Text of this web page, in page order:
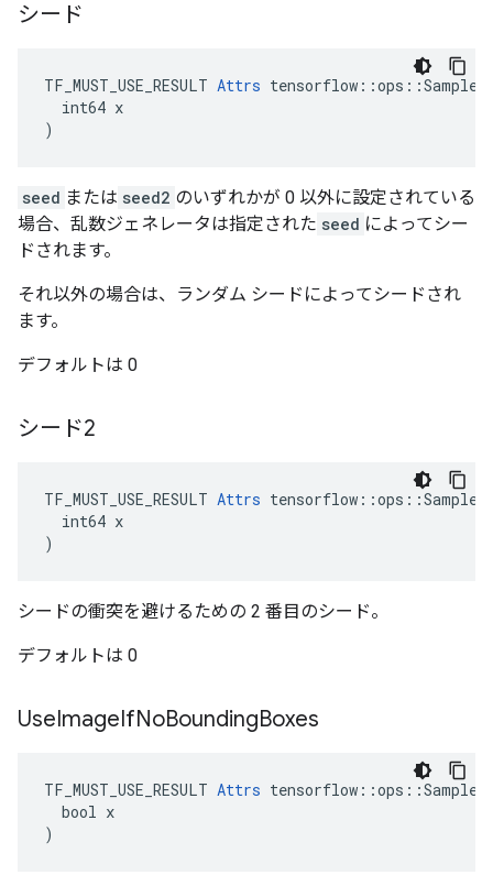
シード
TF_MUST_USE_RESULT Attrs
  int64 x
)
seed または seed2 のいずれかが 0 以外に設定されている
場合、乱数ジェネレータは指定された seed によってシー
ドされます。
それ以外の場合は、ランダム シードによってシードされ
ます。
デフォルトは 0
シード2
TF_MUST_USE_RESULT Attrs
  int64 x
)
シードの衝突を避けるための 2 番目のシード。
デフォルトは 0
UseImageIfNoBoundingBoxes
TF_MUST_USE_RESULT Attrs
  bool x
)